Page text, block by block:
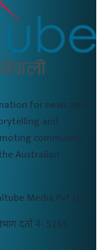
for news and
and
community
Australian
Media Pvt Ltd
दर्ता नं- 5261-